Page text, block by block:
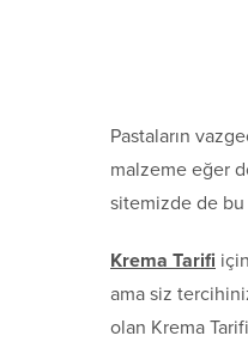
Pastaların
malzeme eğer
sitemizde de
Krema Tarifi
ama siz
olan Krema